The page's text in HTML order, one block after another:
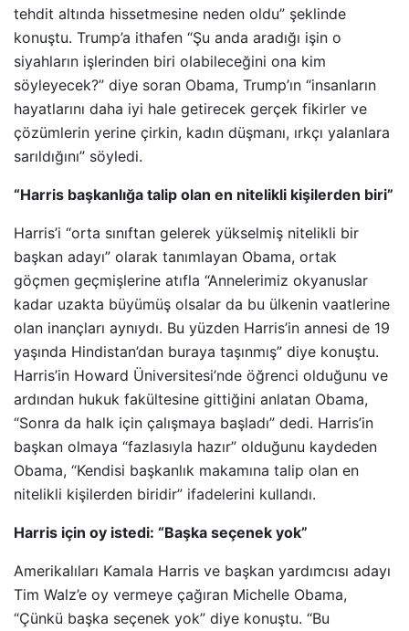
tehdit altında hissetmesine neden oldu” şeklinde
konuştu. Trump’a ithafen “Şu anda aradığı işin o
siyahların işlerinden biri olabileceğini ona kim
söyleyecek?” diye soran Obama, Trump’ın “insanların
hayatlarını daha iyi hale getirecek gerçek fikirler ve
çözümlerin yerine çirkin, kadın düşmanı, ırkçı yalanlara
sarıldığını” söyledi.
“Harris başkanlığa talip olan en nitelikli kişilerden biri”
Harris’i “orta sınıftan gelerek yükselmiş nitelikli bir
başkan adayı” olarak tanımlayan Obama, ortak
göçmen geçmişlerine atıfla “Annelerimiz okyanuslar
kadar uzakta büyümüş olsalar da bu ülkenin vaatlerine
olan inançları aynıydı. Bu yüzden Harris’in annesi de 19
yaşında Hindistan’dan buraya taşınmış” diye konuştu.
Harris’in Howard Üniversitesi’nde öğrenci olduğunu ve
ardından hukuk fakültesine gittiğini anlatan Obama,
“Sonra da halk için çalışmaya başladı” dedi. Harris’in
başkan olmaya “fazlasıyla hazır” olduğunu kaydeden
Obama, “Kendisi başkanlık makamına talip olan en
nitelikli kişilerden biridir” ifadelerini kullandı.
Harris için oy istedi: “Başka seçenek yok”
Amerikalıları Kamala Harris ve başkan yardımcısı adayı
Tim Walz’e oy vermeye çağıran Michelle Obama,
“Çünkü başka seçenek yok” diye konuştu. “Bu